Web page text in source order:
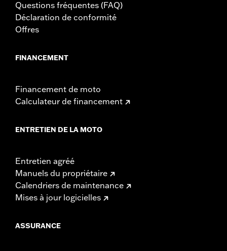
Questions fréquentes (FAQ)
Déclaration de conformité
Offres
FINANCEMENT
Financement de moto
Calculateur de financement
ENTRETIEN DE LA MOTO
Entretien agréé
Manuels du propriétaire
Calendriers de maintenance
Mises à jour logicielles
ASSURANCE